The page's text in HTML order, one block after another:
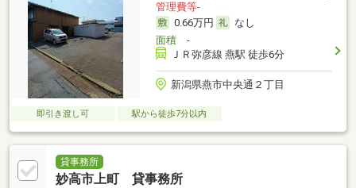
管理費等-
0.66万円
なし
面積-
ＪＲ弥彦線 燕駅 徒歩6分
新潟県燕市中央通２丁目
即引き渡し可 駅から徒歩7分以内
貸事務所
妙高市上町 貸事務所